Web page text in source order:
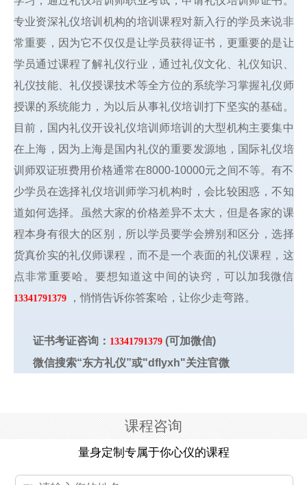
专业资深礼仪培训机构的培训课程对新入行的学员来说非
常重要，因为它不仅仅是让学员获得证书，更重要的是让
学员通过课程了解礼仪行业，通过礼仪文化、礼仪知识、
礼仪技能、礼仪授课技术等全方位的系统学习掌握礼仪师
授课的系统能力，为以后从事礼仪培训打下坚实的基础。
目前，国内礼仪开设礼仪培训师培训的大型机构主要集中
在上海，因为上海是国内礼仪的重要发源地，国际礼仪培
训师双证班费用价格通常在8000-10000元之间不等。有不
少学员在选择礼仪培训师学习机构时，会比较困惑，不知
道如何选择。虽然大家的价格差异不太大，但是各家的课
程本身有很大的区别，所以学员要学会辨别和区分，选择
货真价实的礼仪师课程，而不是一个表面的礼仪课程，这
点非常重要哈。要想知道这中间的诀窍，可以加我微信
13341791379 ，悄悄告诉你答案哈，让你少走弯路。
证书考证咨询： 13341791379 (可加微信)
微信搜索“东方礼仪”或"dflyxh"关注官微
课程咨询
量身定制专属于你心仪的课程